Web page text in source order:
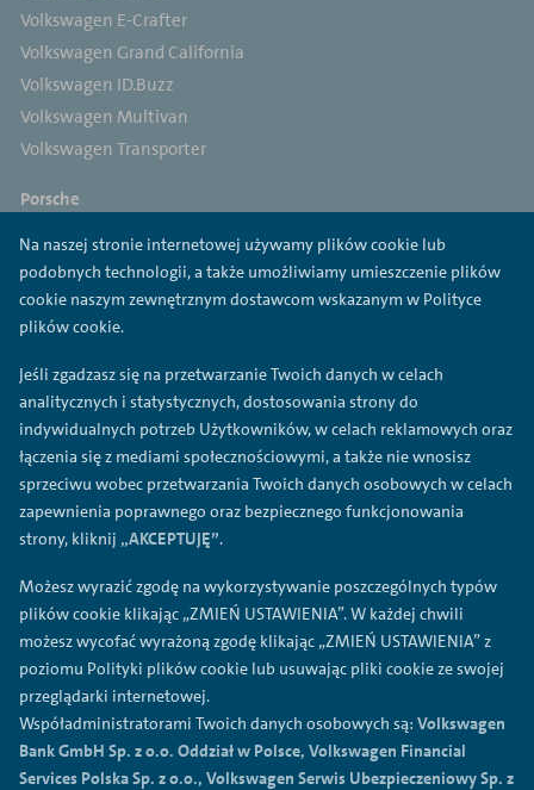
Volkswagen E-Crafter
Volkswagen Grand California
Volkswagen ID.Buzz
Volkswagen Multivan
Volkswagen Transporter
Porsche
Porsche 911
Porsche Panamera
Porsche Macan
Porsche Taycan
Cupra
Cupra Ateca
Cupra Born
Cupra Formentor
Polityka prywatności
Regulamin
Polityka plików cookies
Ogólne warunki sprzedaży
Na naszej stronie internetowej używamy plików cookie lub
podobnych technologii, a także umożliwiamy umieszczenie plików
cookie naszym zewnętrznym dostawcom wskazanym w Polityce
plików cookie.
Jeśli zgadzasz się na przetwarzanie Twoich danych w celach
analitycznych i statystycznych, dostosowania strony do
indywidualnych potrzeb Użytkowników, w celach reklamowych oraz
łączenia się z mediami społecznościowymi, a także nie wnosisz
sprzeciwu wobec przetwarzania Twoich danych osobowych w celach
zapewnienia poprawnego oraz bezpiecznego funkcjonowania
strony, kliknij „AKCEPTUJĘ”.
Możesz wyrazić zgodę na wykorzystywanie poszczególnych typów
plików cookie klikając „ZMIEŃ USTAWIENIA”. W każdej chwili
możesz wycofać wyrażoną zgodę klikając „ZMIEŃ USTAWIENIA” z
poziomu Polityki plików cookie lub usuwając pliki cookie ze swojej
przeglądarki internetowej.
Współadministratorami Twoich danych osobowych są: Volkswagen
Bank GmbH Sp. z o.o. Oddział w Polsce, Volkswagen Financial
Services Polska Sp. z o.o., Volkswagen Serwis Ubezpieczeniowy Sp. z